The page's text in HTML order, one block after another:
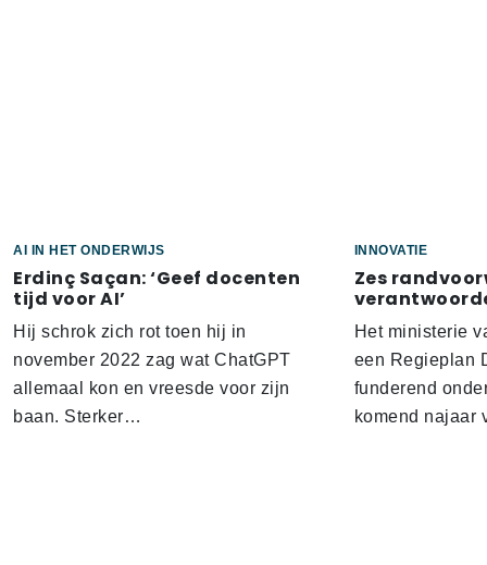
AI IN HET ONDERWIJS
Erdinç Saçan: ‘Geef docenten
tijd voor AI’
Hij schrok zich rot toen hij in
november 2022 zag wat ChatGPT
allemaal kon en vreesde voor zijn
baan. Sterker…
INNOVATIE
Zes
Het ministerie
een Regieplan
funderend
komend najaar